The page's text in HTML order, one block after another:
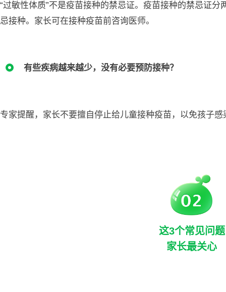
“过敏性体质”不是疫苗接种的禁忌证。疫苗接种的禁忌证
忌接种。家长可在接种疫苗前咨询医师。
有些疾病越来越少，没有必要预防接种？
专家提醒，家长不要擅自停止给儿童接种疫苗，以免孩子
这3个常见问题
家长最关心